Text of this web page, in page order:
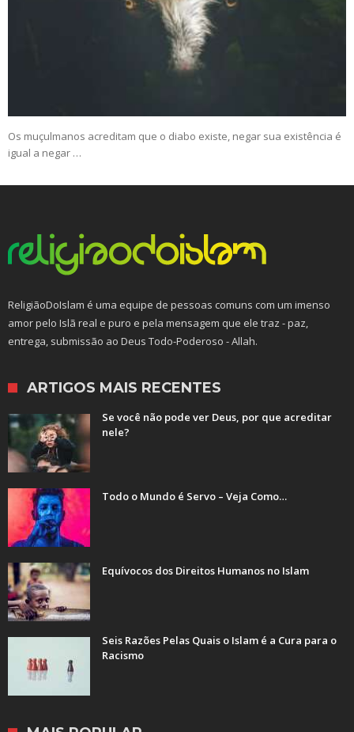
Os muçulmanos acreditam que o diabo existe, negar sua existência é
igual a negar …
ReligiãoDoIslam é uma equipe de pessoas comuns com um imenso
amor pelo Islã real e puro e pela mensagem que ele traz - paz,
entrega, submissão ao Deus Todo-Poderoso - Allah.
ARTIGOS MAIS RECENTES
Se você não pode ver Deus, por que acreditar
nele?
Todo o Mundo é Servo – Veja Como…
Equívocos dos Direitos Humanos no Islam
Seis Razões Pelas Quais o Islam é a Cura para o
Racismo